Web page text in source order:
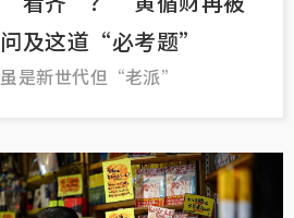
问及这道“必考题”
虽是新世代但“老派”